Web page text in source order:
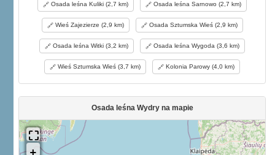
Osada leśna Kuliki (2,7 km) Osada leśna Sarnowo (2,7 km)
Wieś Zajezierze (2,9 km) Osada Sztumska Wieś (2,9 km)
Osada leśna Witki (3,2 km) Osada leśna Wygoda (3,6 km)
Wieś Sztumska Wieś (3,7 km) Kolonia Parowy (4,0 km)
Osada leśna Wydry na mapie